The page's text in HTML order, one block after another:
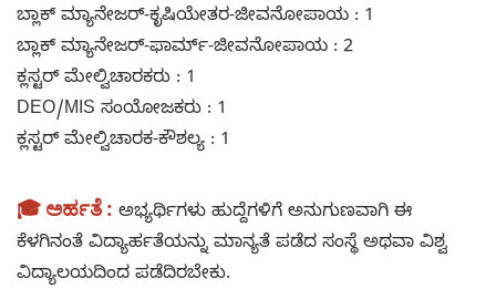
ಬ್ಲಾಕ್ ಮ್ಯಾನೇಜರ್-ಕೃಷಿಯೇತರ-ಜೀವನೋಪಾಯ : 1
ಬ್ಲಾಕ್ ಮ್ಯಾನೇಜರ್-ಫಾರ್ಮ್-ಜೀವನೋಪಾಯ : 2
ಕ್ಲಸ್ಟರ್ ಮೇಲ್ವಿಚಾರಕರು : 1
DEO/MIS ಸಂಯೋಜಕರು : 1
ಕ್ಲಸ್ಟರ್ ಮೇಲ್ವಿಚಾರಕ-ಕೌಶಲ್ಯ : 1
🎓 ಅರ್ಹತೆ : ಅಭ್ಯರ್ಥಿಗಳು ಹುದ್ದೆಗಳಿಗೆ ಅನುಗುಣವಾಗಿ ಈ
ಕೆಳಗಿನಂತೆ ವಿದ್ಯಾರ್ಹತೆಯನ್ನು ಮಾನ್ಯತೆ ಪಡೆದ ಸಂಸ್ಥೆ ಅಥವಾ ವಿಶ್ವ
ವಿದ್ಯಾಲಯದಿಂದ ಪಡೆದಿರಬೇಕು.